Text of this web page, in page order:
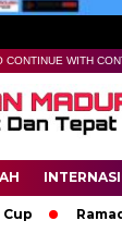
CONTINUE WITH